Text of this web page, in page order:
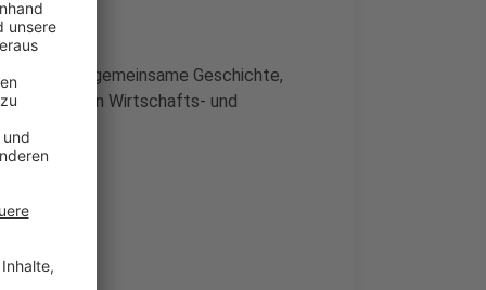
lange gemeinsame Geschichte,
zu modernen Wirtschafts- und